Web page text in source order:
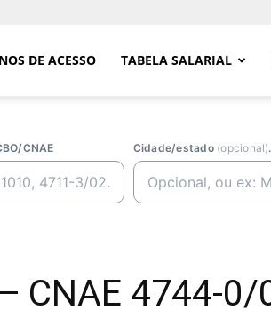
DE ACESSO TABELA SALARIAL
CNAE Cidade/estado (opcional)
CNAE 4744-